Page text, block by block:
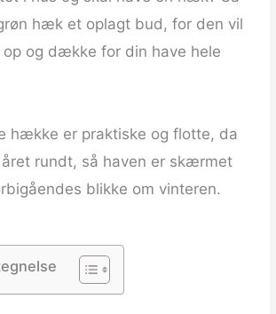
hæk et oplagt bud, for den vil
og dække for din have hele
hække er praktiske og flotte, da
rundt, så haven er skærmet
blikke om vinteren.